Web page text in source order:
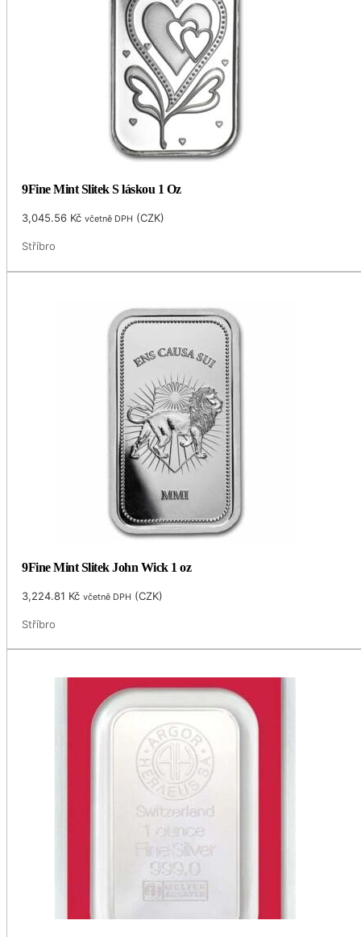
9Fine Mint Slitek S láskou 1 Oz
3,045.56 Kč včetně DPH (CZK)
Stříbro
9Fine Mint Slitek John Wick 1 oz
3,224.81 Kč včetně DPH (CZK)
Stříbro